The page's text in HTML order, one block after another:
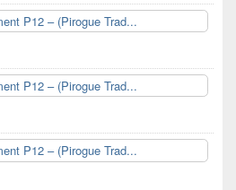
P12 – (Pirogue Trad...
P12 – (Pirogue Trad...
P12 – (Pirogue Trad...